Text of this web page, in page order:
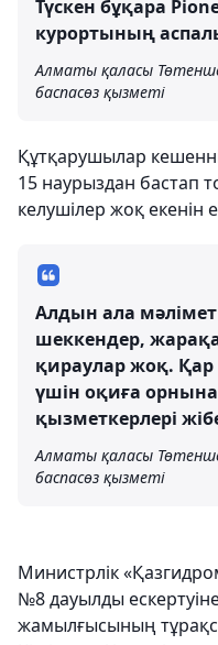
Түскен бұқара
курортының
Алматы қаласы
баспасөз қызметі
Құтқарушылар
15 наурыздан бастап
келушілер жоқ екенін
Алдын ала
шеккендер,
қираулар жоқ. Қар
үшін оқиға
қызметкерлері
Алматы қаласы
баспасөз қызметі
Министрлік
№8 дауылды
жамылғысының